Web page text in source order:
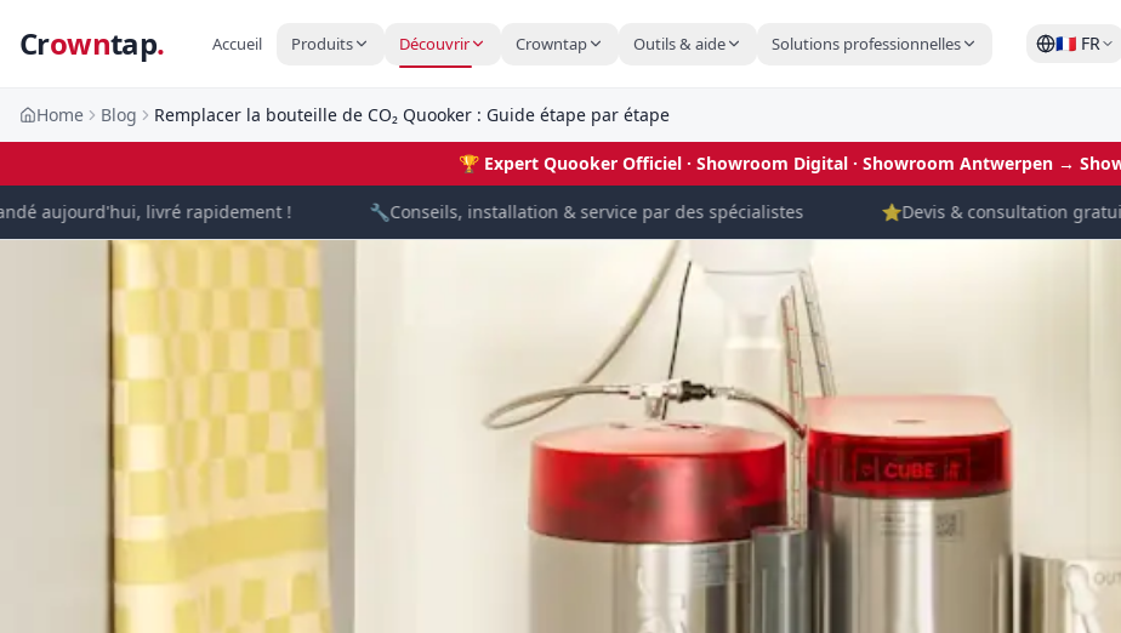
Crowntap. Accueil Produits Découvrir Crowntap Outils & aide Solutions professionnelles 🇫🇷 FR
Home Blog Remplacer la bouteille de CO₂ Quooker : Guide étape par étape
🏆 Expert Quooker Officiel · Showroom Digital · Showroom Antwerpen →
aujourd'hui, livré rapidement ! Conseils, installation & service par des spécialistes Devis & consultation gratuits